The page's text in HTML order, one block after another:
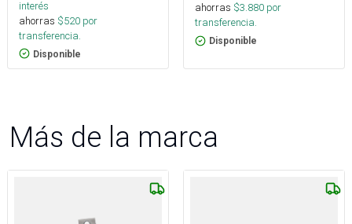
interés
ahorras $520 por
transferencia.
Disponible
ahorras $3.880 por
transferencia.
Disponible
Más de la marca